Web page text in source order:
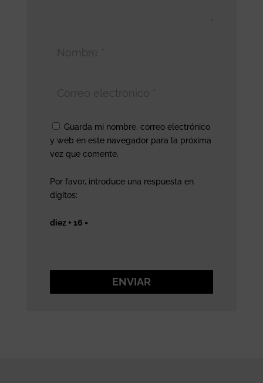
Guarda mi nombre, correo electrónico
y web en este navegador para la próxima
vez que comente.
Por favor, introduce una respuesta en
dígitos:
diez + 16 =
ENVIAR